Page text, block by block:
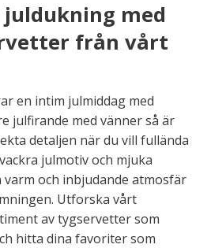
med
från vårt
en intim julmiddag med
julfirande med vänner så är
detaljen när du vill fullända
julmotiv och mjuka
och inbjudande atmosfär
Utforska vårt
av tygservetter som
hitta dina favoriter som